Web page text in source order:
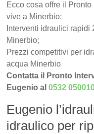
Ecco cosa offre il
vive a Minerbio:
Interventi idraulici rapidi
Minerbio;
Prezzi competitivi per
acqua Minerbio
Contatta il Pronto
Eugenio al0532
Eugenio
idraulico per